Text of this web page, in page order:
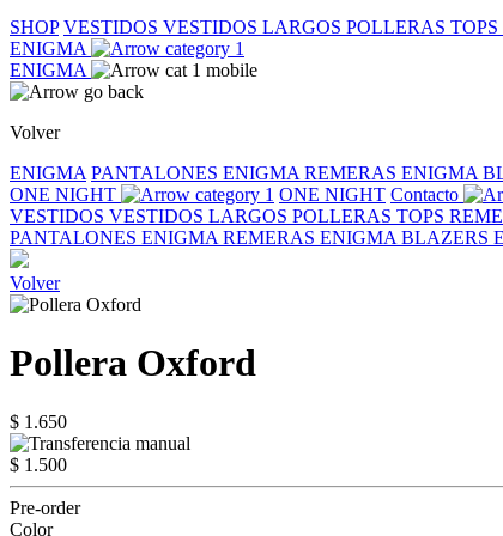
SHOP VESTIDOS VESTIDOS LARGOS POLLERAS TOPS
ENIGMA
ENIGMA
Volver
ENIGMA PANTALONES ENIGMA REMERAS ENIGMA
ONE NIGHT
ONE NIGHT Contacto
VESTIDOS VESTIDOS LARGOS POLLERAS TOPS
PANTALONES ENIGMA REMERAS ENIGMA BLAZERS
Volver
Pollera Oxford
$ 1.650
$ 1.500
Pre-order
Color